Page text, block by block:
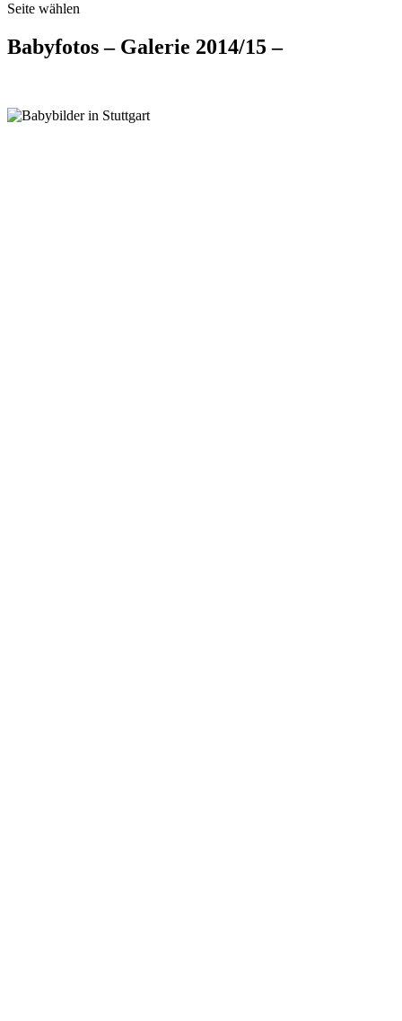
Seite wählen
Babyfotos – Galerie 2014/15 –